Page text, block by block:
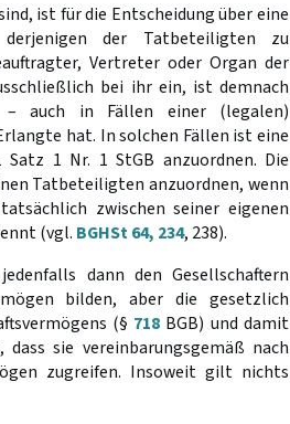
ist für die Entscheidung über eine
derjenigen der Tatbeteiligten zu
Vertreter oder Organ der
bei ihr ein, ist demnach
– auch in Fällen einer (legalen)
hat. In solchen Fällen ist eine
Satz 1 Nr. 1 StGB anzuordnen. Die
Tatbeteiligten anzuordnen, wenn
zwischen seiner eigenen
(vgl. BGHSt 64, 234, 238).
dann den Gesellschaftern
bilden, aber die gesetzlich
(§ 718 BGB) und damit
sie vereinbarungsgemäß nach
zugreifen. Insoweit gilt nichts